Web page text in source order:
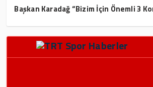
Başkan Karadağ “Bizim İçin Önemli 3